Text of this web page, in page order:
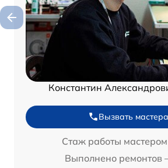
Константин
Вызвать мастера
Стаж работы
Выполнено ремонтов